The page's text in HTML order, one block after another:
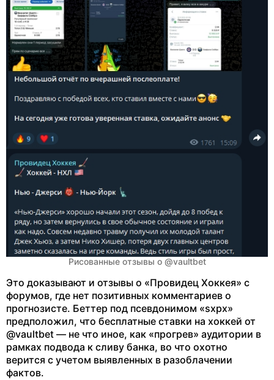
Рисованные отзывы о @vaultbet
Это доказывают и отзывы о «Провидец Хоккея» с
форумов, где нет позитивных комментариев о
прогнозисте. Беттер под псевдонимом «sxpx»
предположил, что бесплатные ставки на хоккей от
@vaultbet — не что иное, как «прогрев» аудитории в
рамках подвода к сливу банка, во что охотно
верится с учетом выявленных в разоблачении
фактов.